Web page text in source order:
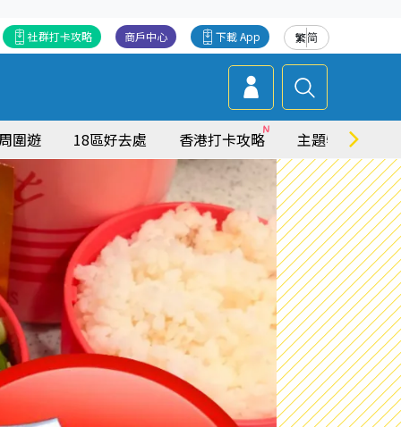
繁简
下載 App
商戶中心
社群打卡攻略
圍遊 18區好去處 香港打卡攻略 主題特集